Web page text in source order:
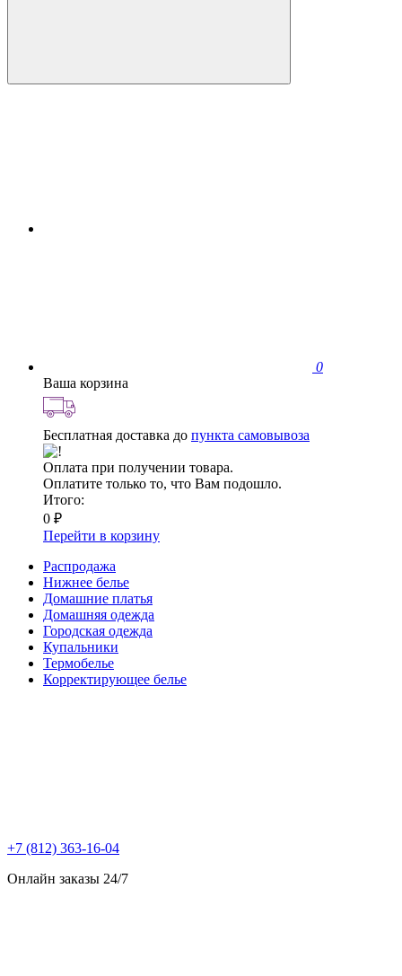
0
Ваша корзина
Бесплатная доставка до пункта самовывоза
Оплата при получении товара.
Оплатите только то, что Вам подошло.
Итого:
0 ₽
Перейти в корзину
Распродажа
Нижнее белье
Домашние платья
Домашняя одежда
Городская одежда
Купальники
Термобелье
Корректирующее белье
+7 (812) 363-16-04
Онлайн заказы 24/7